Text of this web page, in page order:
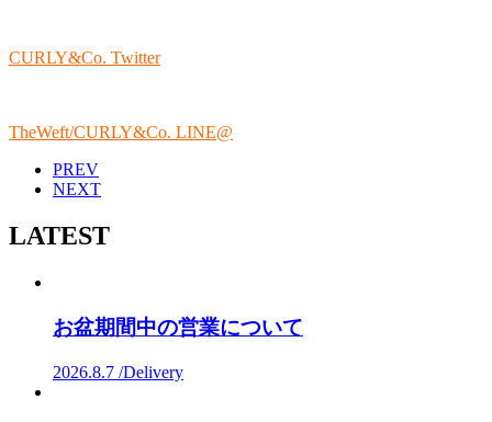
CURLY&Co. Twitter
TheWeft/CURLY&Co. LINE@
PREV
NEXT
LATEST
お盆期間中の営業について
2026.8.7 /Delivery